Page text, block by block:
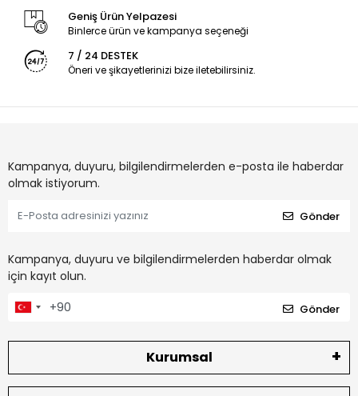
Geniş Ürün Yelpazesi
Binlerce ürün ve kampanya seçeneği
7 / 24 DESTEK
Öneri ve şikayetlerinizi bize iletebilirsiniz.
Kampanya, duyuru, bilgilendirmelerden e-posta ile haberdar
olmak istiyorum.
Gönder
Kampanya, duyuru ve bilgilendirmelerden haberdar olmak
için kayıt olun.
Gönder
Kurumsal